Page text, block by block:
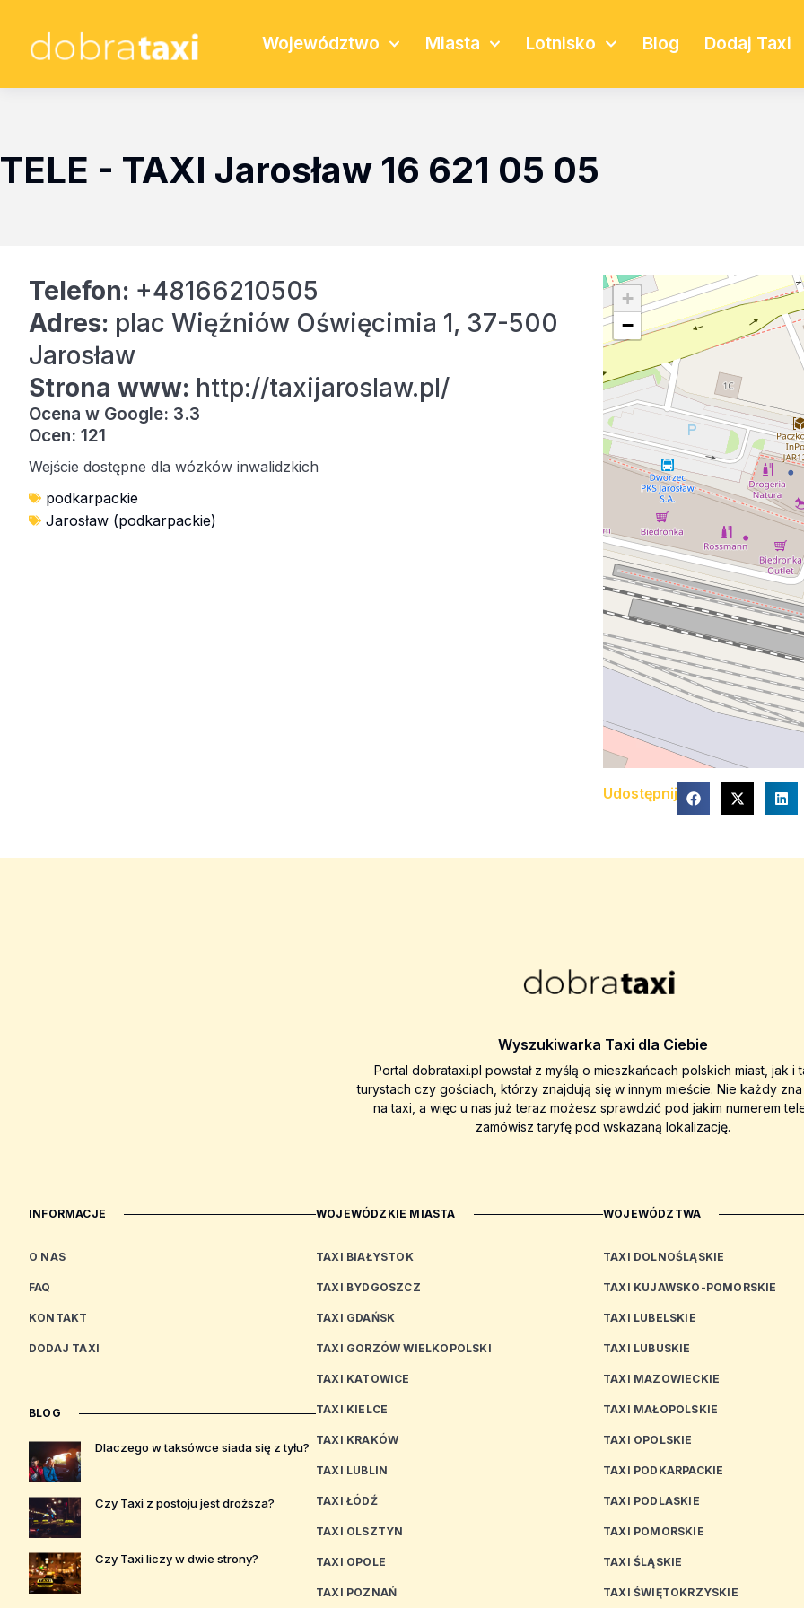
Województwo Miasta Lotnisko Blog Dodaj Taxi
TELE - TAXI Jarosław 16 621 05 05
Telefon: +48166210505
Adres: plac Więźniów Oświęcimia 1, 37-500
Jarosław
Strona www: http://taxijaroslaw.pl/
Ocena w Google: 3.3
Ocen: 121
Wejście dostępne dla wózków inwalidzkich
podkarpackie
Jarosław (podkarpackie)
+
−
Udostępnij
Wyszukiwarka Taxi dla Ciebie
Portal dobrataxi.pl powstał z myślą o mieszkańcach polskich miast, jak i
turystach czy gościach, którzy znajdują się w innym mieście. Nie każdy
na taxi, a więc u nas już teraz możesz sprawdzić pod jakim numerem
zamówisz taryfę pod wskazaną lokalizację.
INFORMACJE
O NAS
FAQ
KONTAKT
DODAJ TAXI
BLOG
Dlaczego w taksówce siada się z tyłu?
Czy Taxi z postoju jest droższa?
Czy Taxi liczy w dwie strony?
WOJEWÓDZKIE MIASTA
TAXI BIAŁYSTOK
TAXI BYDGOSZCZ
TAXI GDAŃSK
TAXI GORZÓW WIELKOPOLSKI
TAXI KATOWICE
TAXI KIELCE
TAXI KRAKÓW
TAXI LUBLIN
TAXI ŁÓDŹ
TAXI OLSZTYN
TAXI OPOLE
TAXI POZNAŃ
WOJEWÓDZTWA
TAXI DOLNOŚLĄSKIE
TAXI KUJAWSKO-POMORSKIE
TAXI LUBELSKIE
TAXI LUBUSKIE
TAXI MAZOWIECKIE
TAXI MAŁOPOLSKIE
TAXI OPOLSKIE
TAXI PODKARPACKIE
TAXI PODLASKIE
TAXI POMORSKIE
TAXI ŚLĄSKIE
TAXI ŚWIĘTOKRZYSKIE